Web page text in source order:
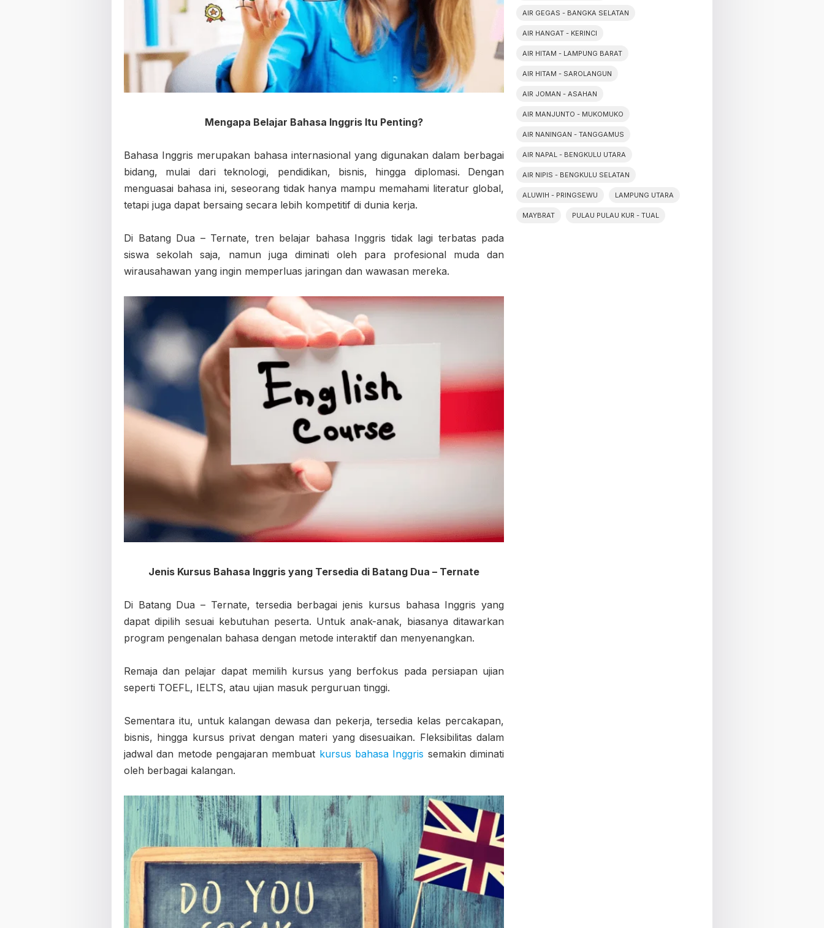
Mengapa Belajar Bahasa Inggris Itu Penting?
Bahasa Inggris merupakan bahasa internasional yang digunakan dalam berbagai
bidang, mulai dari teknologi, pendidikan, bisnis, hingga diplomasi. Dengan
menguasai bahasa ini, seseorang tidak hanya mampu memahami literatur global,
tetapi juga dapat bersaing secara lebih kompetitif di dunia kerja.
Di Batang Dua – Ternate, tren belajar bahasa Inggris tidak lagi terbatas pada
siswa sekolah saja, namun juga diminati oleh para profesional muda dan
wirausahawan yang ingin memperluas jaringan dan wawasan mereka.
Jenis Kursus Bahasa Inggris yang Tersedia di Batang Dua – Ternate
Di Batang Dua – Ternate, tersedia berbagai jenis kursus bahasa Inggris yang
dapat dipilih sesuai kebutuhan peserta. Untuk anak-anak, biasanya ditawarkan
program pengenalan bahasa dengan metode interaktif dan menyenangkan.
Remaja dan pelajar dapat memilih kursus yang berfokus pada persiapan ujian
seperti TOEFL, IELTS, atau ujian masuk perguruan tinggi.
Sementara itu, untuk kalangan dewasa dan pekerja, tersedia kelas percakapan,
bisnis, hingga kursus privat dengan materi yang disesuaikan. Fleksibilitas dalam
jadwal dan metode pengajaran membuat kursus bahasa Inggris semakin diminati
oleh berbagai kalangan.
AIR GEGAS - BANGKA SELATAN
AIR HANGAT - KERINCI
AIR HITAM - LAMPUNG BARAT
AIR HITAM - SAROLANGUN
AIR JOMAN - ASAHAN
AIR MANJUNTO - MUKOMUKO
AIR NANINGAN - TANGGAMUS
AIR NAPAL - BENGKULU UTARA
AIR NIPIS - BENGKULU SELATAN
ALUWIH - PRINGSEWU LAMPUNG UTARA
MAYBRAT PULAU PULAU KUR - TUAL